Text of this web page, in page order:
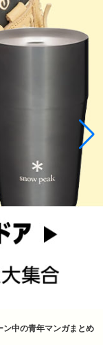
中の青年マンガまとめ